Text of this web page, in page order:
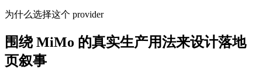
为什么选择这个 provider
围绕 MiMo 的真实生产用法来设计落地
页叙事